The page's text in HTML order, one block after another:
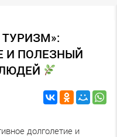
И ПОЛЕЗНЫЙ
долголетие и